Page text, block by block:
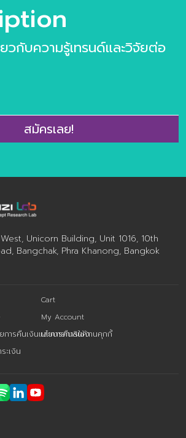
วกับความรู้เทรนด์และวิจัยต่อ
สมัครเลย!
West, Unicorn Building, Unit 1016, 10th
Bangchak, Phra Khanong, Bangkok
Cart
My Account
การคืนเงินและการคืนสินค้า
นโยบายการใช้งานคุกกี้
ะเงิน